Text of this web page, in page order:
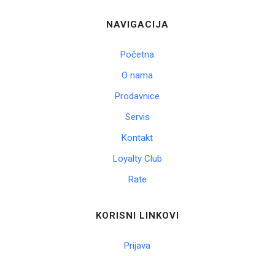
NAVIGACIJA
Početna
O nama
Prodavnice
Servis
Kontakt
Loyalty Club
Rate
KORISNI LINKOVI
Prijava